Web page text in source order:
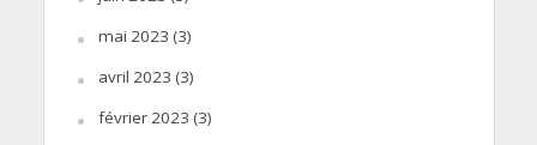
mai 2023 (3)
avril 2023 (3)
février 2023 (3)